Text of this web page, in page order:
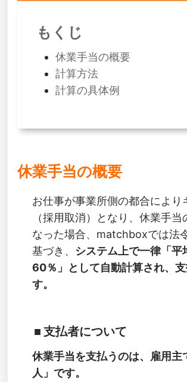
もくじ
休業手当の概要
計算方法
計算の具体例
休業手当の概要
お仕事が事業所側の都合により
（採用取消）となり、休業手当
なった場合、matchboxでは法
基づき、 システム上で一律「平
60％」として自動計算され、支
す。
支払者について
休業手当を支払うのは、雇用主
人」です。